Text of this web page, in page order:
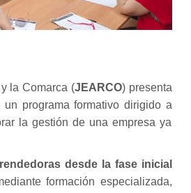
la Comarca (JEARCO) presenta
un programa formativo dirigido a
la gestión de una empresa ya
desde la fase inicial
formación especializada,